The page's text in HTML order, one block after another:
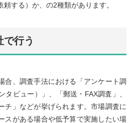
する）か、の2種類があります。
で行う
合、調査手法における「アンケート調
タビュー）」、「郵送・FAX調査」、
チ」などが挙げられます。市場調査に
スがある場合や低予算で実施したい場